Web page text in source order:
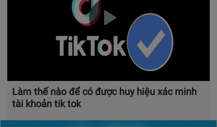
Làm thế nào để có được huy hiệu xác minh
tài khoản tik tok